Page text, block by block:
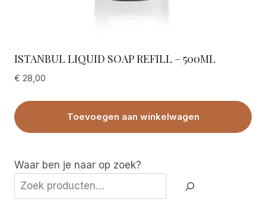
ISTANBUL LIQUID SOAP REFILL – 500ML
€ 28,00
Toevoegen aan winkelwagen
Waar ben je naar op zoek?